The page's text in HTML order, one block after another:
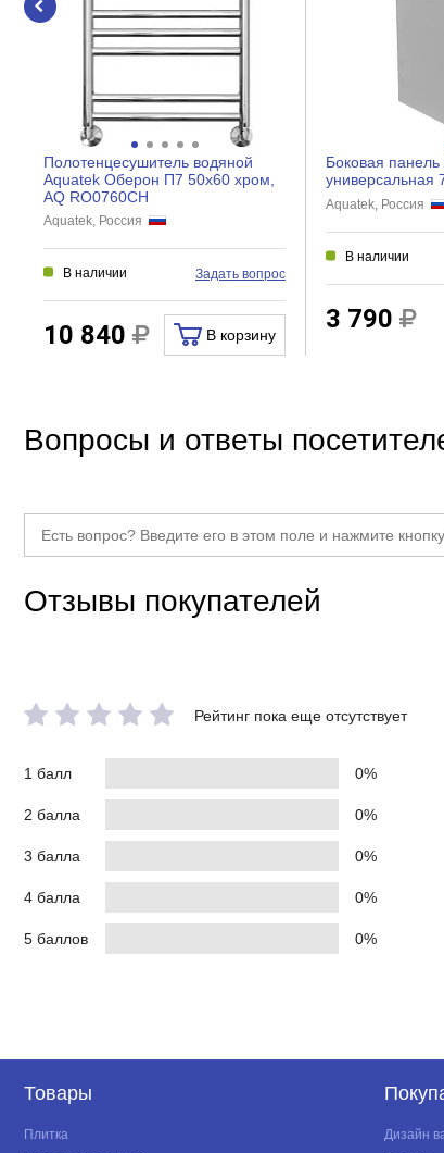
Полотенцесушитель водяной
Aquatek Оберон П7 50x60 хром,
AQ RO0760CH
Aquatek, Россия
В наличии Задать вопрос
10 840 В корзину
Боковая
универсальная
Aquatek, Россия
В наличии
3 790
Вопросы и ответы
Отзывы покупателей
Рейтинг пока еще отсутствует
1 балл 0%
2 балла 0%
3 балла 0%
4 балла 0%
5 баллов 0%
Товары
Плитка
Дизайн